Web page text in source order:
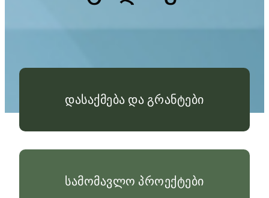
დასაქმება და გრანტები
სამომავლო პროექტები